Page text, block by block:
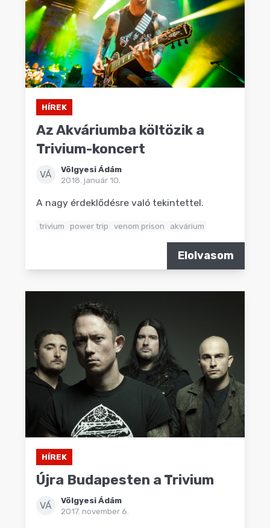
HÍREK
Az Akváriumba költözik a
Trivium-koncert
VÁ
Völgyesi Ádám
2018. január 10.
A nagy érdeklődésre való tekintettel.
trivium power trip venom prison akvárium
Elolvasom
HÍREK
Újra Budapesten a Trivium
VÁ
Völgyesi Ádám
2017. november 6.